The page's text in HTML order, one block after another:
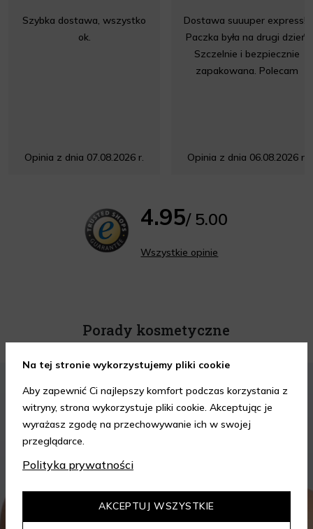
Szybka dostawa, wszystko
ok.
Opinia z dnia 07.08.2026 r.
Dostawa suuuper express!!!
Paczka była na drugi dzień.
Szczelnie i bezpiecznie
zapakowana. Polecam
Opinia z dnia 06.08.2026 r.
4.95/ 5.00
Wszystkie opinie
Porady kosmetyczne
Na tej stronie wykorzystujemy pliki cookie
Aby zapewnić Ci najlepszy komfort podczas korzystania z
witryny, strona wykorzystuje pliki cookie. Akceptując je
wyrażasz zgodę na przechowywanie ich w swojej
przeglądarce.
Polityka prywatności
AKCEPTUJ WSZYSTKIE